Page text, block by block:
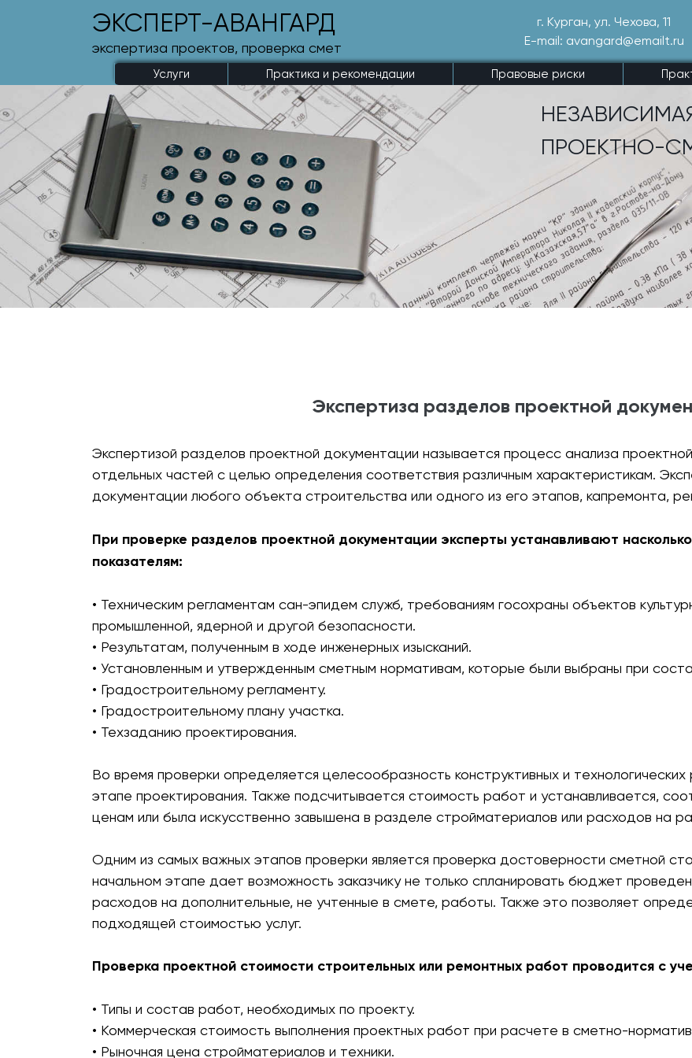
ЭКСПЕРТ-АВАНГАРД
экспертиза проектов, проверка смет
г. Курган, ул. Чехова, 11
E-mail: avangard@emailt.ru
Услуги Практика и рекомендации Правовые риски
ПРОЕКТНО-
Экспертиза разделов проектной
Экспертизой разделов проектной документации называется процесс анализа
отдельных частей с целью определения соответствия различным характеристикам.
документации любого объекта строительства или одного из его этапов, капремонта,
При проверке разделов проектной документации эксперты устанавливают
показателям:
• Техническим регламентам сан-эпидем служб, требованиям госохраны объектов
промышленной, ядерной и другой безопасности.
• Результатам, полученным в ходе инженерных изысканий.
• Установленным и утвержденным сметным нормативам, которые были выбраны при
• Градостроительному регламенту.
• Градостроительному плану участка.
• Техзаданию проектирования.
Во время проверки определяется целесообразность конструктивных и
этапе проектирования. Также подсчитывается стоимость работ и устанавливается,
ценам или была искусственно завышена в разделе стройматериалов или расходов на
Одним из самых важных этапов проверки является проверка достоверности сметной
начальном этапе дает возможность заказчику не только спланировать бюджет
расходов на дополнительные, не учтенные в смете, работы. Также это позволяет
подходящей стоимостью услуг.
Проверка проектной стоимости строительных или ремонтных работ проводится с
• Типы и состав работ, необходимых по проекту.
• Коммерческая стоимость выполнения проектных работ при расчете в сметно-
• Рыночная цена стройматериалов и техники.